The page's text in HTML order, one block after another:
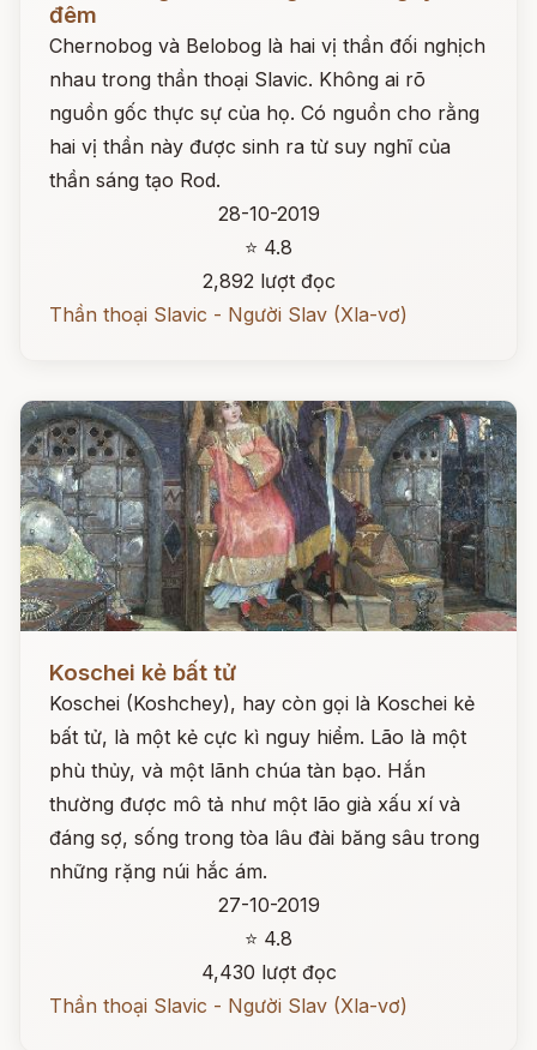
đêm
Chernobog và Belobog là hai vị thần đối nghịch
nhau trong thần thoại Slavic. Không ai rõ
nguồn gốc thực sự của họ. Có nguồn cho rằng
hai vị thần này được sinh ra từ suy nghĩ của
thần sáng tạo Rod.
28-10-2019
⭐ 4.8
2,892 lượt đọc
Thần thoại Slavic - Người Slav (Xla-vơ)
Koschei kẻ bất tử
Koschei (Koshchey), hay còn gọi là Koschei kẻ
bất tử, là một kẻ cực kì nguy hiểm. Lão là một
phù thủy, và một lãnh chúa tàn bạo. Hắn
thường được mô tả như một lão già xấu xí và
đáng sợ, sống trong tòa lâu đài băng sâu trong
những rặng núi hắc ám.
27-10-2019
⭐ 4.8
4,430 lượt đọc
Thần thoại Slavic - Người Slav (Xla-vơ)